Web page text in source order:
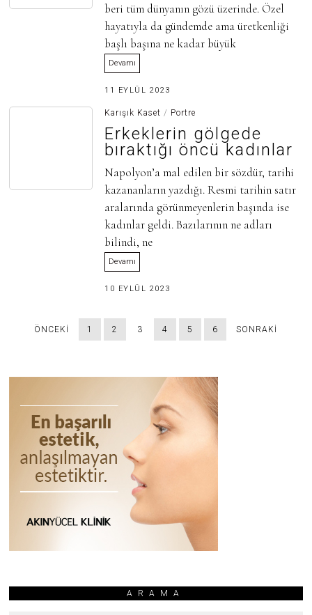
5
beri tüm dünyanın gözü üzerinde. Özel
hayatıyla da gündemde ama üretkenliği
başlı başına ne kadar büyük
Devamı
11 EYLÜL 2023
H
Z
I
N
0
2
Karışık Kaset / Portre
Erkeklerin gölgede
bıraktığı öncü kadınlar
Napolyon’a mal edilen bir sözdür, tarihi
kazananların yazdığı. Resmi tarihin satır
aralarında görünmeyenlerin başında ise
kadınlar geldi. Bazılarının ne adları
bilindi, ne
Devamı
10 EYLÜL 2023
A
I
5
ÖNCEKI 1 2 3 4 5 6 SONRAKI
ARAMA